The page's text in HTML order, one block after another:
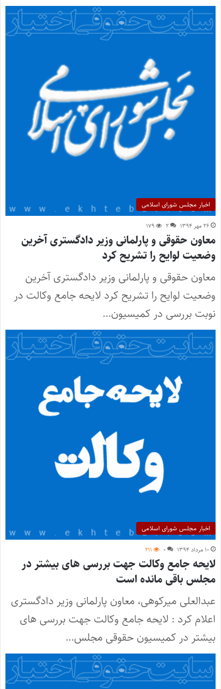
اخبار مجلس شورای اسلامی
۲۶ مهر ۱۳۹۴ ۲ ۱۷۹
معاون حقوقی و پارلمانی وزیر دادگستری آخرین
وضعیت لوایح را تشریح کرد
معاون حقوقی و پارلمانی وزیر دادگستری آخرین
وضعیت لوایح را تشریح کرد لایحه جامع وکالت در
نوبت بررسی در کمیسیون…
اخبار مجلس شورای اسلامی
۱۰ مرداد ۱۳۹۴ ۰ ۲۱۱
لایحه جامع وکالت جهت بررسی های بیشتر در
مجلس باقی مانده است
عبدالعلی میرکوهی، معاون پارلمانی وزیر دادگستری
اعلام کرد : لایحه جامع وکالت جهت بررسی های
بیشتر در کمیسیون حقوقی مجلس…